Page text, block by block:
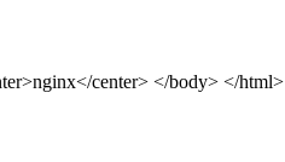
center> </body> </html>